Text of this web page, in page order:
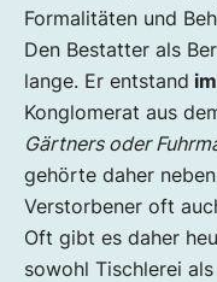
Formalitäten und
Den Bestatter als
lange. Er entstand
Konglomerat aus
Gärtners oder
gehörte daher
Verstorbener oft
Oft gibt es daher
sowohl Tischlerei